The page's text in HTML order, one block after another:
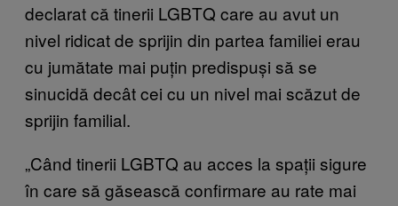
declarat că tinerii LGBTQ care au avut un
nivel ridicat de sprijin din partea familiei erau
cu jumătate mai puțin predispuși să se
sinucidă decât cei cu un nivel mai scăzut de
sprijin familial.
„Când tinerii LGBTQ au acces la spații sigure
în care să găsească confirmare au rate mai